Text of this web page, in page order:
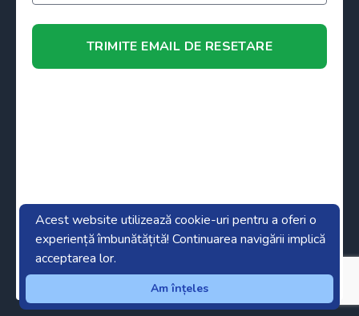
TRIMITE EMAIL DE RESETARE
Mi-am adus aminte parolamergi la autentificare
Copyright ©2022-2026Transylvania Business People
Dezvoltat cu
Acest website utilizează cookie-uri pentru a oferi o
experiență îmbunătățită! Continuarea navigării implică
acceptarea lor.
Am înțeles